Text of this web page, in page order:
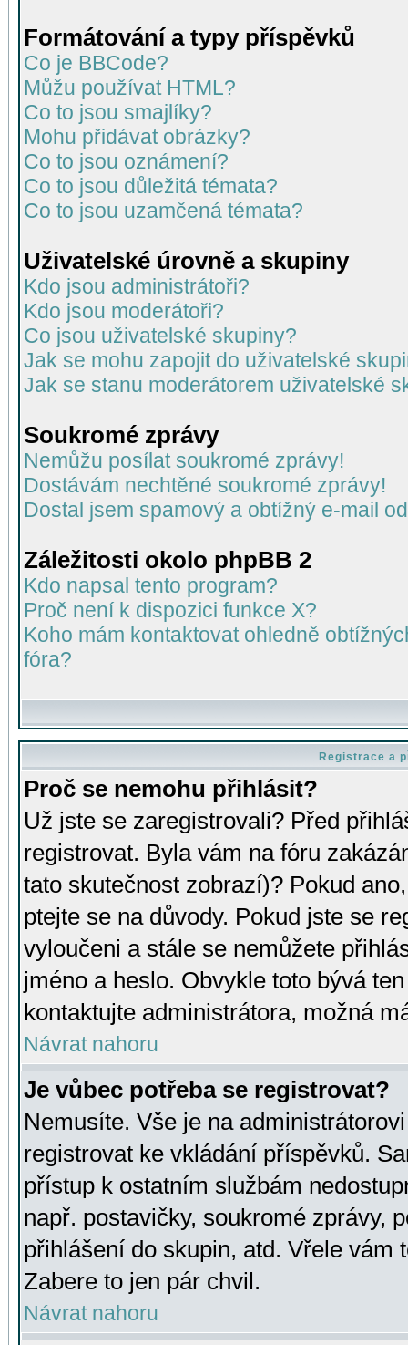
Formátování a typy příspěvků
Co je BBCode?
Můžu používat HTML?
Co to jsou smajlíky?
Mohu přidávat obrázky?
Co to jsou oznámení?
Co to jsou důležitá témata?
Co to jsou uzamčená témata?
Uživatelské úrovně a skupiny
Kdo jsou administrátoři?
Kdo jsou moderátoři?
Co jsou uživatelské skupiny?
Jak se mohu zapojit do uživatelské
Jak se stanu moderátorem uživatelské
Soukromé zprávy
Nemůžu posílat soukromé zprávy!
Dostávám nechtěné soukromé zprávy!
Dostal jsem spamový a obtížný e-mail
Záležitosti okolo phpBB 2
Kdo napsal tento program?
Proč není k dispozici funkce X?
Koho mám kontaktovat ohledně
fóra?
Registrace a
Proč se nemohu přihlásit?
Už jste se zaregistrovali? Před
registrovat. Byla vám na fóru
tato skutečnost zobrazí)? Pokud
ptejte se na důvody. Pokud jste se
vyloučeni a stále se nemůžete
jméno a heslo. Obvykle toto bývá
kontaktujte administrátora, možná
Návrat nahoru
Je vůbec potřeba se registrovat?
Nemusíte. Vše je na
registrovat ke vkládání příspěvků.
přístup k ostatním službám
např. postavičky, soukromé zprávy,
přihlášení do skupin, atd. Vřele vám
Zabere to jen pár chvil.
Návrat nahoru